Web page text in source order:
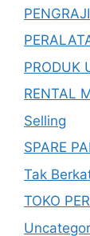
PRODUK
RENTAL
Selling
SPARE
Tak
TOKO